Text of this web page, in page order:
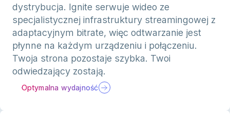
dystrybucja. Ignite serwuje wideo ze
specjalistycznej infrastruktury streamingowej z
adaptacyjnym bitrate, więc odtwarzanie jest
płynne na każdym urządzeniu i połączeniu.
Twoja strona pozostaje szybka. Twoi
odwiedzający zostają.
Optymalna wydajność